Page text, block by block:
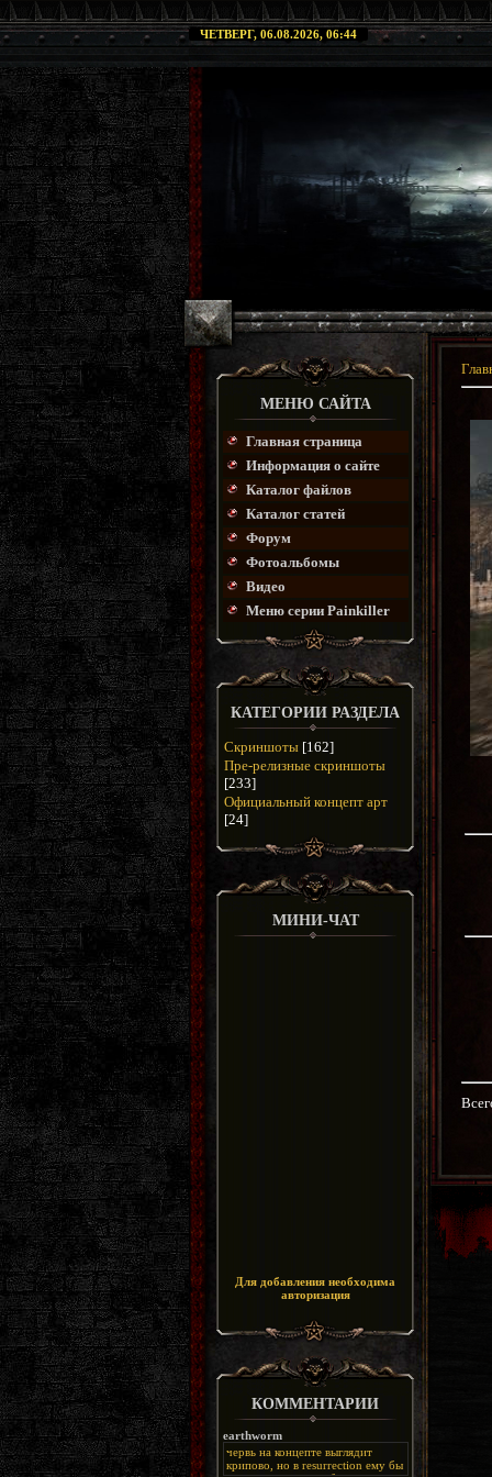
ЧЕТВЕРГ, 06.08.2026, 06:44
МЕНЮ САЙТА
Главная страница
Информация о сайте
Каталог файлов
Каталог статей
Форум
Фотоальбомы
Видео
Меню серии Painkiller
КАТЕГОРИИ РАЗДЕЛА
Скриншоты [162]
Пре-релизные скриншоты
[233]
Официальный концепт арт
[24]
МИНИ-ЧАТ
Для добавления необходима
авторизация
КОММЕНТАРИИ
earthworm
червь на концепте выглядит
крипово, но в resurrection ему бы